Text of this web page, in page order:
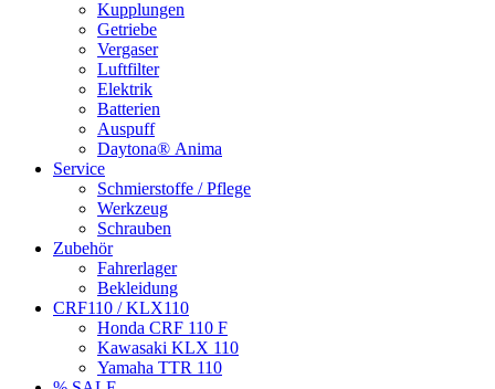
Kupplungen
Getriebe
Vergaser
Luftfilter
Elektrik
Batterien
Auspuff
Daytona® Anima
Service
Schmierstoffe / Pflege
Werkzeug
Schrauben
Zubehör
Fahrerlager
Bekleidung
CRF110 / KLX110
Honda CRF 110 F
Kawasaki KLX 110
Yamaha TTR 110